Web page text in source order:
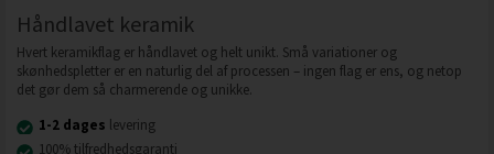
Håndlavet keramik
Hvert keramikflag er håndlavet og helt unikt. Små variationer og
skønhedspletter er en naturlig del af processen – ingen flag er ens, og netop
det gør dem så charmerende og unikke.
1-2 dages levering
100% tilfredhedsgaranti